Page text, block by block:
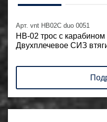
Арт. vnt HB02C duo 0051
НВ-02 трос с
Двухплечевое СИЗ